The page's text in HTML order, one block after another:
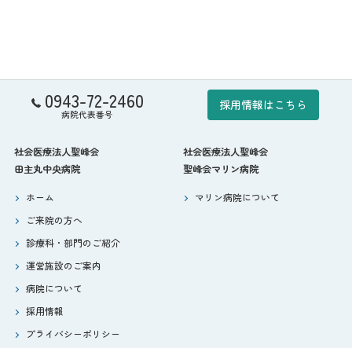
0943-72-2460
病院代表番号
採用情報はこちら
社会医療法人聖峰会
田主丸中央病院
ホーム
ご来院の方へ
診療科・部門のご紹介
運営施設のご案内
病院について
採用情報
プライバシーポリシー
社会医療法人聖峰会
聖峰会マリン病院
マリン病院について